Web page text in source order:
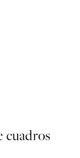
cuadros